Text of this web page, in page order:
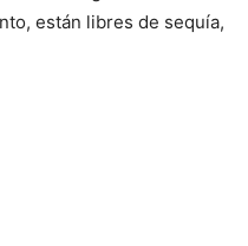
están libres de sequía,